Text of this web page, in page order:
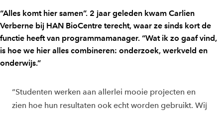
“Alles komt hier samen”. 2 jaar geleden kwam Carlien
Verberne bij HAN BioCentre terecht, waar ze sinds kort de
functie heeft van programmamanager. “Wat ik zo gaaf vind,
is hoe we hier alles combineren: onderzoek, werkveld en
onderwijs.”
“Studenten werken aan allerlei mooie projecten en
zien hoe hun resultaten ook echt worden gebruikt. Wij